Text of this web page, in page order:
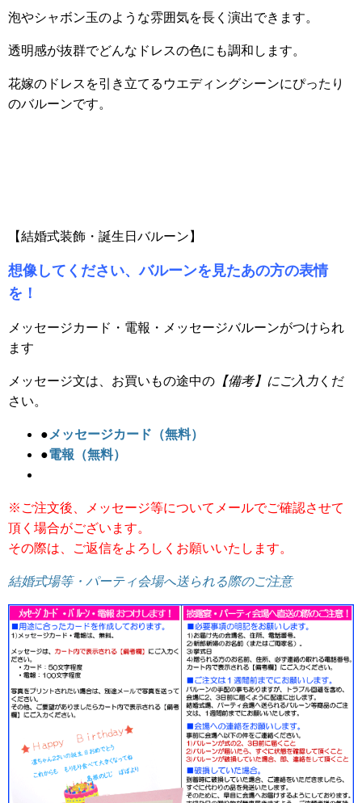
泡やシャボン玉のような雰囲気を長く演出できます。
透明感が抜群でどんなドレスの色にも調和します。
花嫁のドレスを引き立てるウエディングシーンにぴったり
のバルーンです。
【結婚式装飾・誕生日バルーン】
想像してください、バルーンを見たあの方の表情
を！
メッセージカード・電報・メッセージバルーンがつけられ
ます
メッセージ文は、お買いもの途中の 【備考】にご入力 くだ
さい。
● メッセージカード（無料）
●電報（無料）
※ご注文後、メッセージ等についてメールでご確認させて
頂く場合がございます。
その際は、ご返信をよろしくお願いいたします。
結婚式場等・パーティ会場へ送られる際のご注意